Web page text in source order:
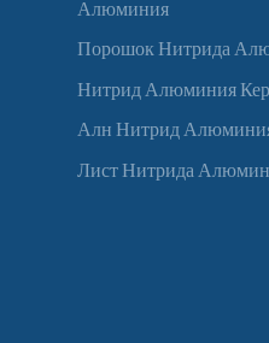
Алюминия
Порошок Нитрида
Нитрид Алюминия
Алн Нитрид
Лист Нитрида